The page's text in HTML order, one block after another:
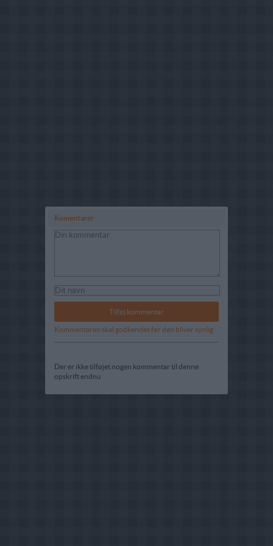
Komentarer
Kommentaren skal godkendes før den bliver synlig
Der er ikke tilføjet nogen kommentar til denne
opskrift endnu